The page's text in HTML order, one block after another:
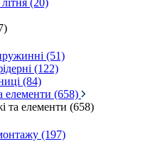
(20)
(51)
(122)
(84)
елементи (658)
та елементи (658)
(197)